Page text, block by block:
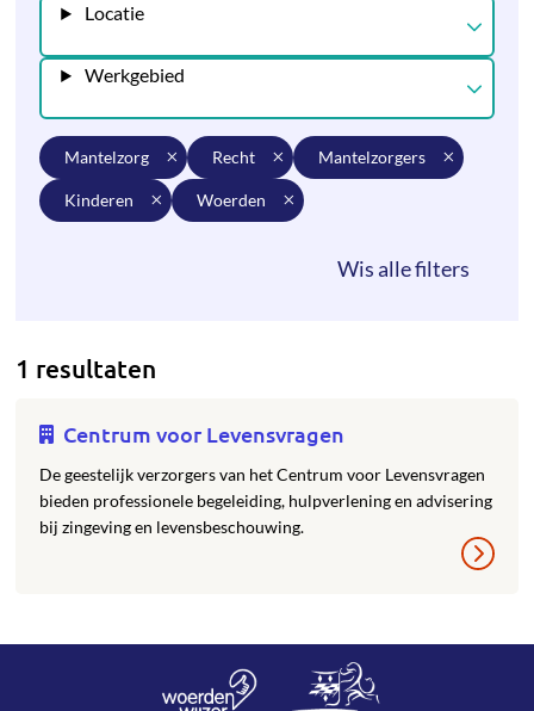
Locatie
Werkgebied
mantelzorg recht mantelzorgers
kinderen woerden
1 resultaten
Centrum voor Levensvragen
De geestelijk verzorgers van het Centrum voor Levensvragen
bieden professionele begeleiding, hulpverlening en advisering
bij zingeving en levensbeschouwing.